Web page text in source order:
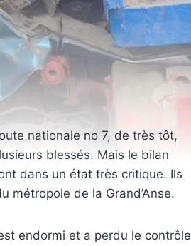
nationale no 7, de très tôt,
blessés. Mais le bilan
dans un état très critique. Ils
métropole de la Grand’Anse.
endormi et a perdu le contrôle